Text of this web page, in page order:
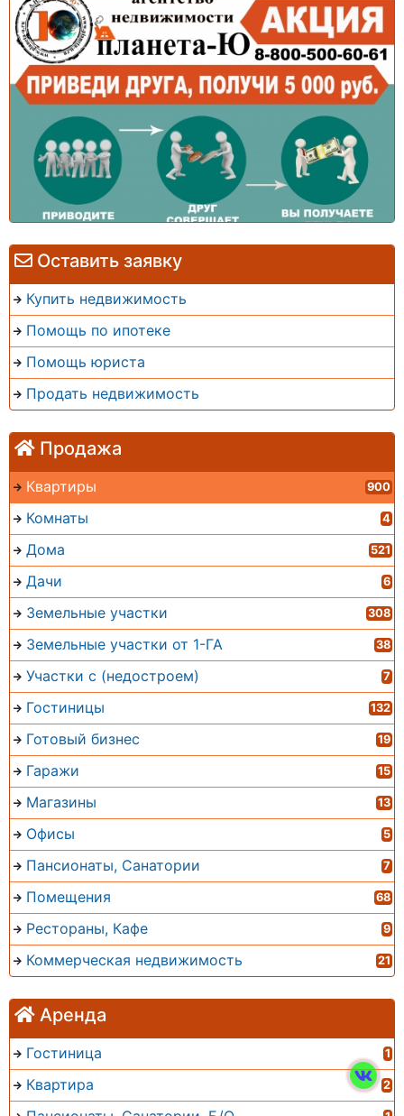
Оставить заявку
Купить недвижимость
Помощь по ипотеке
Помощь юриста
Продать недвижимость
Продажа
Квартиры 900
Комнаты 4
Дома 521
Дачи 6
Земельные участки 308
Земельные участки от 1-ГА 38
Участки с (недостроем) 7
Гостиницы 132
Готовый бизнес 19
Гаражи 15
Магазины 13
Офисы 5
Пансионаты, Санатории 7
Помещения 68
Рестораны, Кафе 9
Коммерческая недвижимость 21
Аренда
Гостиница 1
Квартира 2